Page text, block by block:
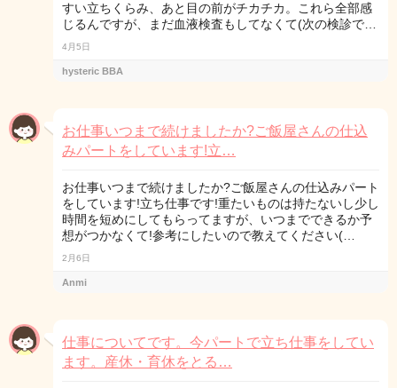
すい立ちくらみ、あと目の前がチカチカ。これら全部感
じるんですが、まだ血液検査もしてなくて(次の検診で…
4月5日
hysteric BBA
お仕事いつまで続けましたか?ご飯屋さんの仕込
みパートをしています!立…
お仕事いつまで続けましたか?ご飯屋さんの仕込みパート
をしています!立ち仕事です!重たいものは持たないし少し
時間を短めにしてもらってますが、いつまでできるか予
想がつかなくて!参考にしたいので教えてください(…
2月6日
Anmi
仕事についてです。今パートで立ち仕事をしてい
ます。産休・育休をとる…